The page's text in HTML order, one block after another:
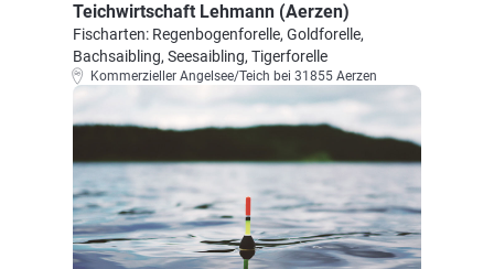
Teichwirtschaft Lehmann (Aerzen)
Fischarten: Regenbogenforelle, Goldforelle,
Bachsaibling, Seesaibling, Tigerforelle
Kommerzieller Angelsee/Teich bei 31855 Aerzen